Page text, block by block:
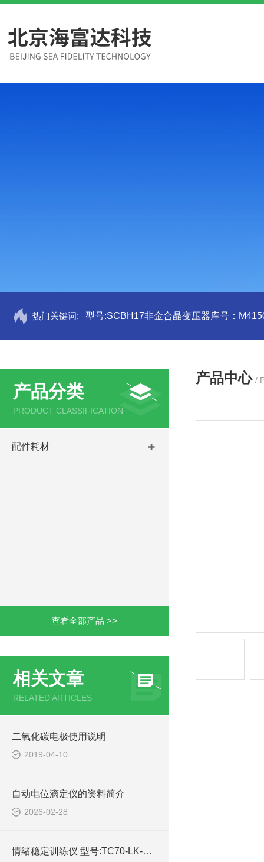
热门关键词: 型号:SCBH17非金合晶变压器库号：
产品分类
PRODUCT CLASSIFICATION
配件耗材
查看全部产品 >>
相关文章
RELATED ARTICLES
二氧化碳电极使用说明
2019-04-10
自动电位滴定仪的资料简介
2026-02-28
情绪稳定训练仪 型号:TC70-LK-V-QXWD2的简单介绍
产品中心 /